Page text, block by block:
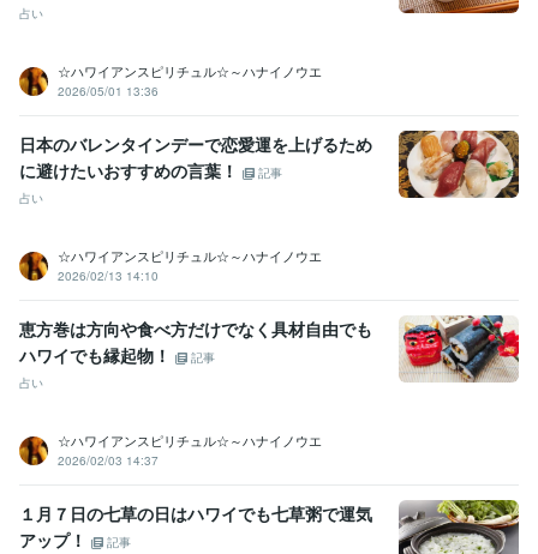
占い
☆ハワイアンスピリチュル☆～ハナイノウエ
2026/05/01 13:36
日本のバレンタインデーで恋愛運を上げるため
に避けたいおすすめの言葉！
記事
占い
☆ハワイアンスピリチュル☆～ハナイノウエ
2026/02/13 14:10
恵方巻は方向や食べ方だけでなく具材自由でも
ハワイでも縁起物！
記事
占い
☆ハワイアンスピリチュル☆～ハナイノウエ
2026/02/03 14:37
１月７日の七草の日はハワイでも七草粥で運気
アップ！
記事